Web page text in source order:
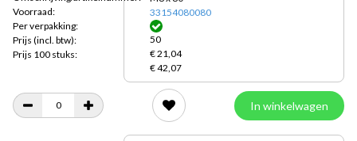
Voorraad:
Per verpakking:
Prijs (incl. btw):
Prijs 100 stuks:
33154080080
50
€ 21,04
€ 42,07
In winkelwagen